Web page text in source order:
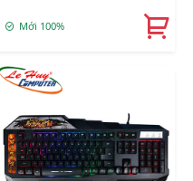
Mới 100%